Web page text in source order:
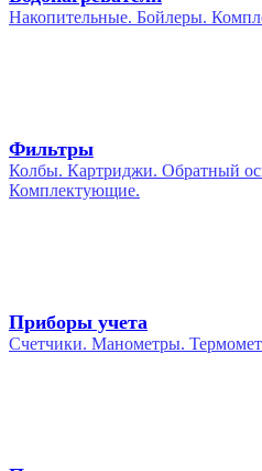
Накопительные. Бойлеры.
Фильтры
Колбы. Картриджи. Обратный
Комплектующие.
Приборы учета
Счетчики. Манометры.